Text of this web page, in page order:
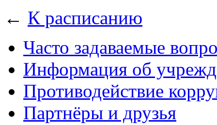
← К расписанию
Часто задаваемые
Информация об
Противодействие
Партнёры и друзья